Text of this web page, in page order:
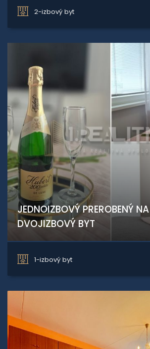
2-izbový byt
JEDNOIZBOVÝ PREROBENÝ NA
DVOJIZBOVÝ BYT
1-izbový byt